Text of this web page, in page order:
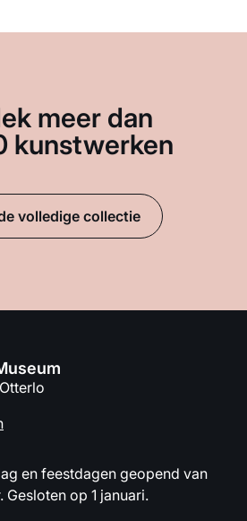
meer dan
kunstwerken
volledige collectie
en feestdagen geopend van
Gesloten op 1 januari.